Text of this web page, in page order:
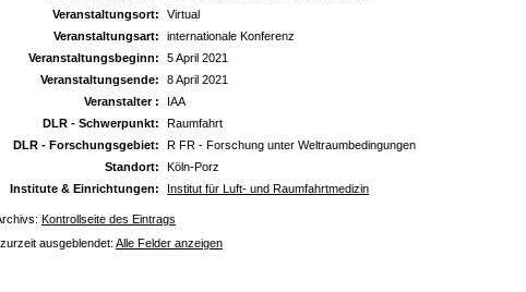
Veranstaltungsort:
Virtual
Veranstaltungsart:
internationale Konferenz
Veranstaltungsbeginn:
5 April 2021
Veranstaltungsende:
8 April 2021
Veranstalter :
IAA
DLR - Schwerpunkt:
Raumfahrt
DLR - Forschungsgebiet:
R FR - Forschung unter Weltraumbedingungen
Standort:
Köln-Porz
Institute & Einrichtungen:
Institut für Luft- und Raumfahrtmedizin
Kontrollseite des Eintrags
ausgeblendet: Alle Felder anzeigen